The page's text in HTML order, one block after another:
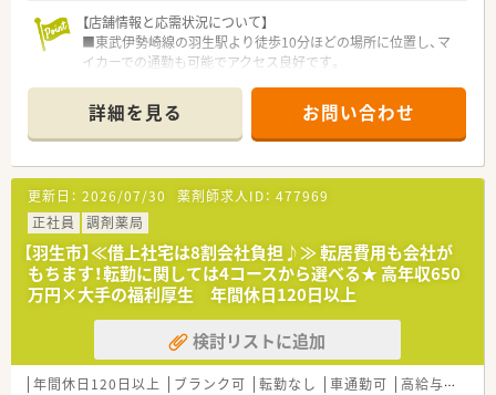
【店舗情報と応需状況について】
■東武伊勢崎線の羽生駅より徒歩10分ほどの場所に位置し、マ
イカーでの通勤も可能でアクセス良好です。
平均40枚から60枚ほど応需しています。
■現在は薬剤師が常勤で4名在籍しており、厚めの人員体制で協
力し合いながら業務に取り組める環境です。
【法人特徴について】
■埼玉県北部エリアを中心にグループ全体で約25店舗を展開し
ており、地域最大のネットワークを誇ります。
■各店舗が家庭的な雰囲気を大切にしており、スタッフ同士の仲
が良く働きやすい環境作りを推進しています。
■調剤過誤防止のための監査システムなど最新機器を積極的に
導入し、安全性の高い業務体制を整えています。
【求人情報について】
■年収は経験やスキルを考慮の上、480万円から600万円程度の
間で決定されるため高収入も目指せます。
詳細を見る お問い合わせ
更新日： 2026/07/30 薬剤師求人ID： 477969
正社員
調剤薬局
【羽生市】≪借上社宅は8割会社負担♪≫ 転居費用も会社が
もちます！転勤に関しては4コースから選べる★ 高年収650
万円×大手の福利厚生 年間休日120日以上
検討リストに追加
年間休日120日以上 ブランク可 転勤なし 車通勤可 高給与(600万円以上)